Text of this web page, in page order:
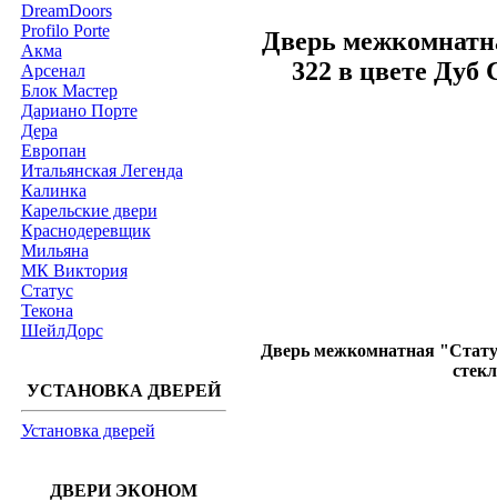
DreamDoors
Profilo Porte
Акма
Арсенал
Блок Мастер
Дариано Порте
Дера
Европан
Итальянская Легенда
Калинка
Карельские двери
Краснодеревщик
Мильяна
МК Виктория
Статус
Текона
ШейлДорс
УСТАНОВКА ДВЕРЕЙ
Установка дверей
ДВЕРИ ЭКОНОМ
Дверь
322 в цвете
Дверь межкомнатная